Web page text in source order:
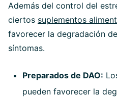
Además del control del
ciertos suplementos
favorecer la degradación
síntomas.
Preparados de DAO:
pueden favorecer la